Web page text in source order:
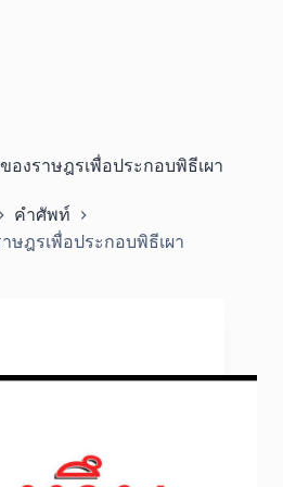
องราษฎรเพื่อประกอบพิธีเผา
คำศัพท์
ษฎรเพื่อประกอบพิธีเผา